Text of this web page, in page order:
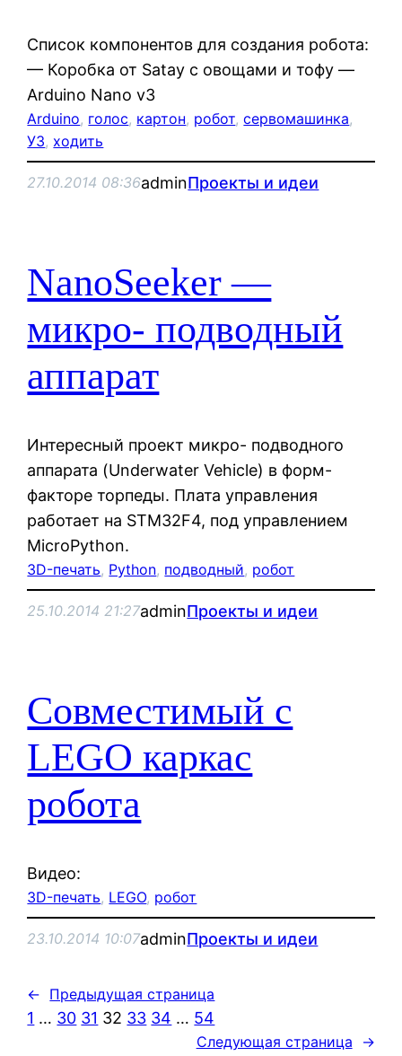
Список компонентов для создания робота:
— Коробка от Satay с овощами и тофу —
Arduino Nano v3
Arduino, голос, картон, робот, сервомашинка
УЗ, ходить
27.10.2014 08:36adminПроекты и идеи
NanoSeeker —
микро- подводный
аппарат
Интересный проект микро- подводного
аппарата (Underwater Vehicle) в форм-
факторе торпеды. Плата управления
работает на STM32F4, под управлением
MicroPython.
3D-печать, Python, подводный, робот
25.10.2014 21:27adminПроекты и идеи
Совместимый с
LEGO каркас
робота
Видео:
3D-печать, LEGO, робот
23.10.2014 10:07adminПроекты и идеи
← Предыдущая страница
1 … 30 31 32 33 34 … 54
Следующая страница →